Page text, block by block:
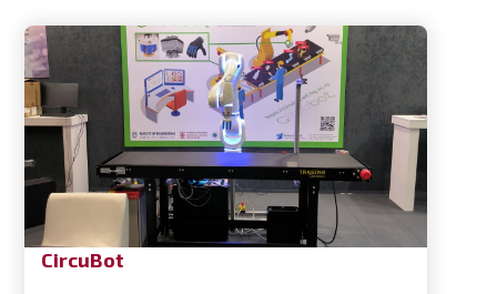
CircuBot